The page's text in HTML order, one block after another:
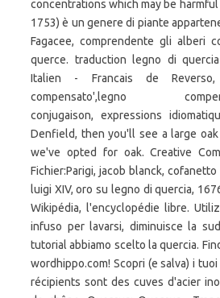
concentrations which may be
1753) è un genere di piante
Fagacee, comprendente gli alberi
querce. traduction legno di
Italien - Francais de
compensato',legno
conjugaison, expressions
Denfield, then you'll see a large
we've opted for oak. Creative
Fichier:Parigi, jacob blanck,
luigi XIV, oro su legno di quercia,
Wikipédia, l'encyclopédie libre.
infuso per lavarsi, diminuisce la
tutorial abbiamo scelto la quercia.
wordhippo.com! Scopri (e salva) i
récipients sont des cuves d'acier